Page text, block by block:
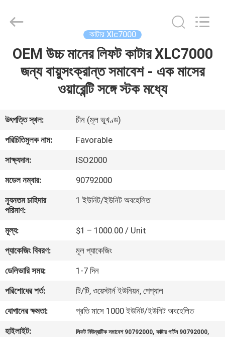
বাড়ি
আমাদের
সম্পর্কে
কারখানা
ভ্রমণ
নিয়ন্ত্রণ
যোগাযোগ
করুন
খবর
EQUIPMENT
CO.,LTD.
কাটার Xlc7000
OEM উচ্চ মানের লিফট কাটার XLC7000
জন্য বায়ুসংক্রান্ত সমাবেশ - এক মাসের
ওয়ারেন্টি সঙ্গে স্টক মধ্যে
উৎপত্তি স্থল:
চীন (মূল ভূখণ্ড)
পরিচিতিমুলক নাম:
Favorable
সাক্ষ্যদান:
ISO2000
মডেল নম্বার:
90792000
ন্যূনতম চাহিদার
পরিমাণ:
1 ইউনিট/ইউনিট অবহেলিত
মূল্য:
$1 – 1000.00 / Unit
প্যাকেজিং বিবরণ:
মূল প্যাকেজিং
ডেলিভারি সময়:
1-7 দিন
পরিশোধের শর্ত:
টি/টি, ওয়েস্টার্ন ইউনিয়ন, পেপ্যাল
যোগানের ক্ষমতা:
প্রতি মাসে 1000 ইউনিট/ইউনিট অবহেলিত
হাইলাইট:
লিফট নিউম্যাটিক সমাবেশ 90792000,কাটার পার্টস 90792000,